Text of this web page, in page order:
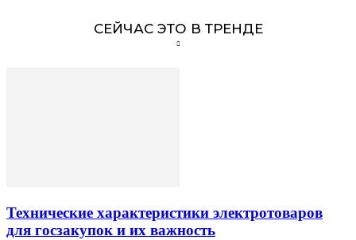
СЕЙЧАС ЭТО В ТРЕНДЕ
Технические характеристики электротоваров
для госзакупок и их важность